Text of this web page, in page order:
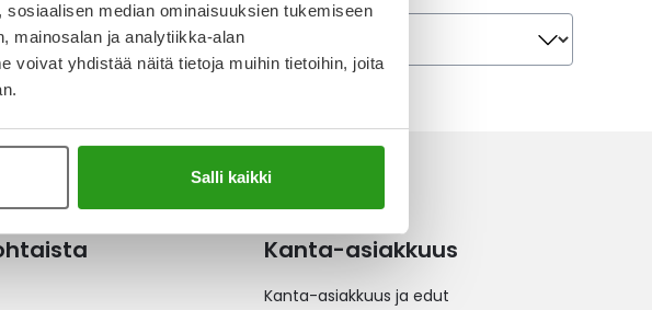
median ominaisuuksien tukemiseen
mainosalan ja analytiikka-alan
voivat yhdistää näitä tietoja muihin tietoihin, joita
Salli kaikki
Järjestä
Järjestä
Kanta-asiakkuus
Kanta-asiakkuus ja edut